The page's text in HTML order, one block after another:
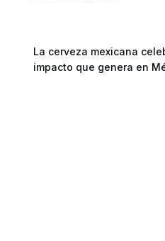
La cerveza mexicana
impacto que genera en